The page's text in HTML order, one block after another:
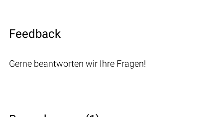
Feedback
Gerne beantworten wir Ihre Fragen!